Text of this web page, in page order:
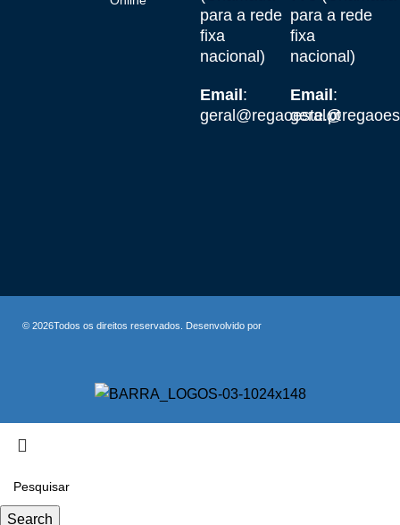
para a rede
fixa
nacional)
Email:
para a rede
fixa
nacional)
Email:
geral@regaoeste.pt
© 2026Todos os direitos reservados. Desenvolvido por
Search